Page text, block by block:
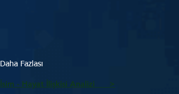
Daha Fazlası
İsim - Hayat İlişkisi Analizi >